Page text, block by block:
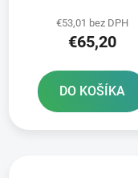
€53,01 bez DPH
€65,20
DO KOŠÍKA